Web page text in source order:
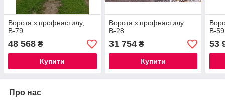
Ворота з профнастилу,
В-79
48 568 ₴
Купити
Ворота з профнастилу
В-28
31 754₴
Купити
В-59
53
Про нас